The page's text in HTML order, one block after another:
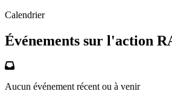
Calendrier
Événements sur l'action
Aucun événement récent ou à venir